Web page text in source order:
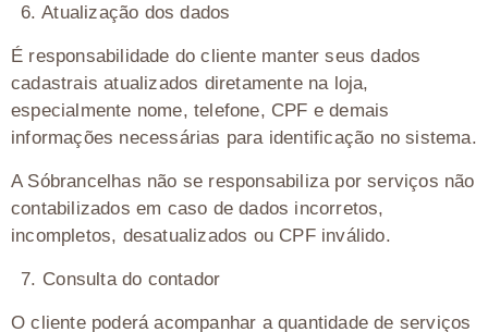
6.⁠ ⁠Atualização dos dados
É responsabilidade do cliente manter seus dados
cadastrais atualizados diretamente na loja,
especialmente nome, telefone, CPF e demais
informações necessárias para identificação no sistema.
A Sóbrancelhas não se responsabiliza por serviços não
contabilizados em caso de dados incorretos,
incompletos, desatualizados ou CPF inválido.
7.⁠ ⁠Consulta do contador
O cliente poderá acompanhar a quantidade de serviços